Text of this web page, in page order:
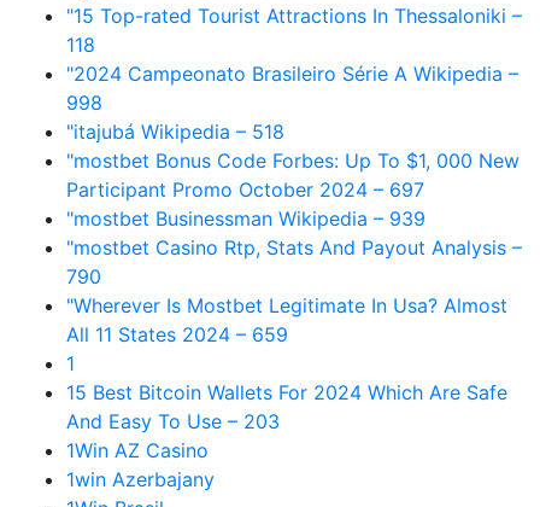
"15 Top-rated Tourist Attractions In Thessaloniki –
118
"2024 Campeonato Brasileiro Série A Wikipedia –
998
"itajubá Wikipedia – 518
"mostbet Bonus Code Forbes: Up To $1, 000 New
Participant Promo October 2024 – 697
"mostbet Businessman Wikipedia – 939
"mostbet Casino Rtp, Stats And Payout Analysis –
790
"Wherever Is Mostbet Legitimate In Usa? Almost
All 11 States 2024 – 659
1
15 Best Bitcoin Wallets For 2024 Which Are Safe
And Easy To Use – 203
1Win AZ Casino
1win Azerbajany